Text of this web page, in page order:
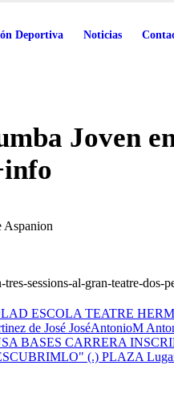
Deportiva Noticias
Joven
Aspanion
sessions-al-gran-teatre-